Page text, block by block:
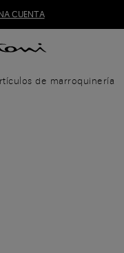
CUENTA
de marroquinería